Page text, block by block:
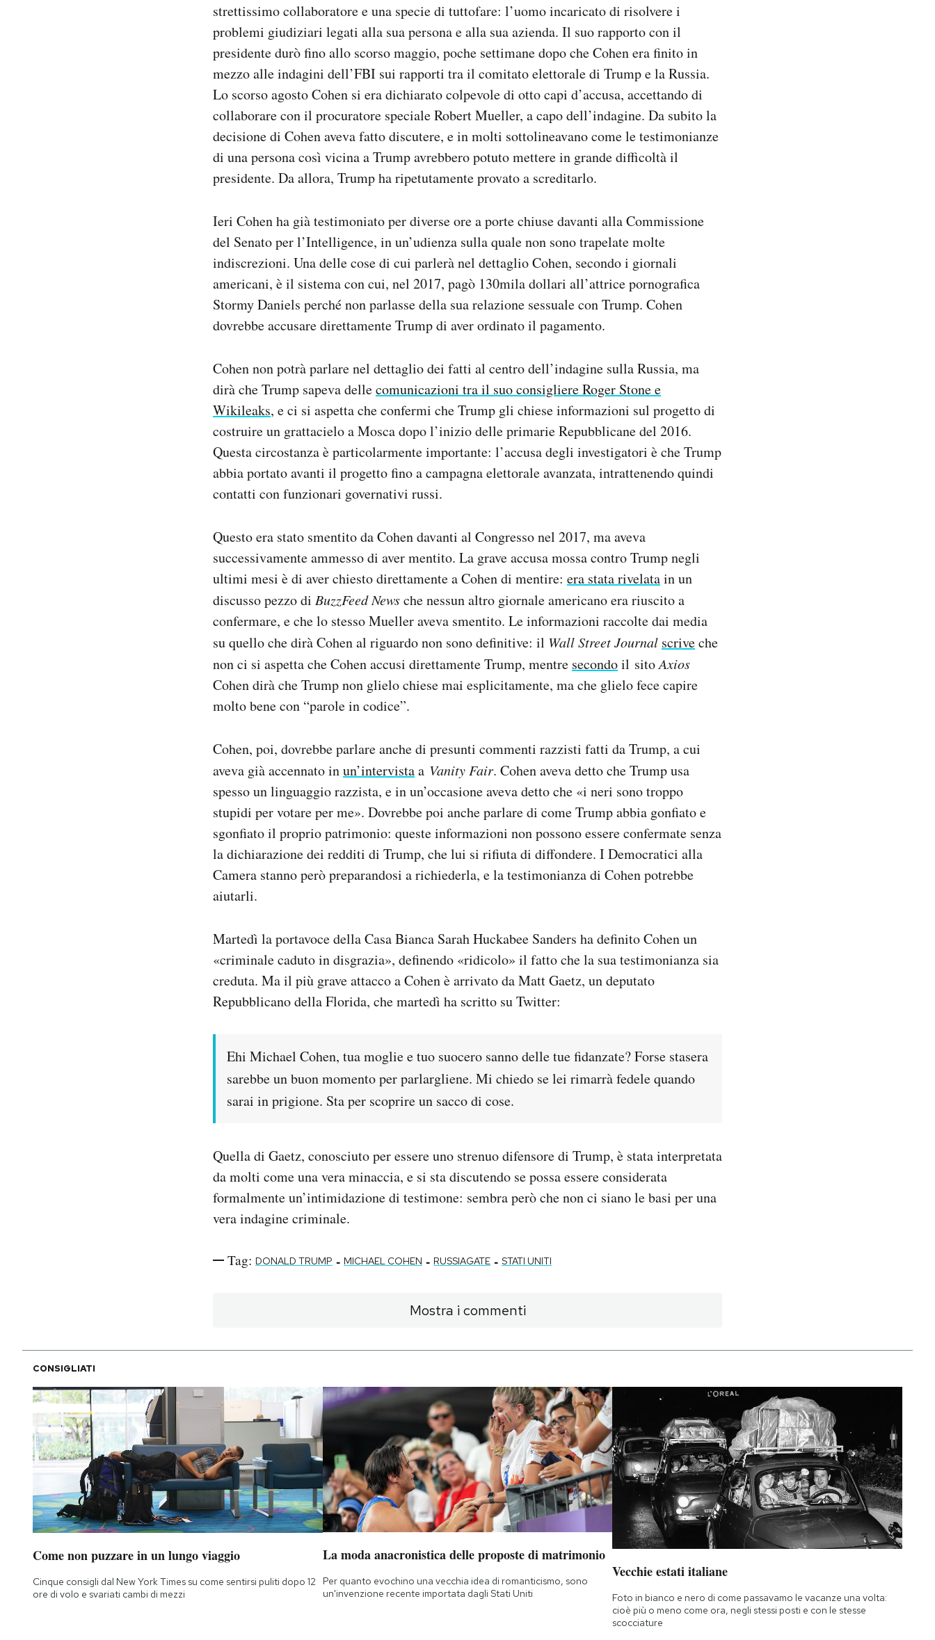
strettissimo collaboratore e una specie di tuttofare: l’uomo incaricato di risolvere i
problemi giudiziari legati alla sua persona e alla sua azienda. Il suo rapporto con il
presidente durò fino allo scorso maggio, poche settimane dopo che Cohen era finito in
mezzo alle indagini dell’FBI sui rapporti tra il comitato elettorale di Trump e la Russia.
Lo scorso agosto Cohen si era dichiarato colpevole di otto capi d’accusa, accettando di
collaborare con il procuratore speciale Robert Mueller, a capo dell’indagine. Da subito la
decisione di Cohen aveva fatto discutere, e in molti sottolineavano come le testimonianze
di una persona così vicina a Trump avrebbero potuto mettere in grande difficoltà il
presidente. Da allora, Trump ha ripetutamente provato a screditarlo.
Ieri Cohen ha già testimoniato per diverse ore a porte chiuse davanti alla Commissione
del Senato per l’Intelligence, in un’udienza sulla quale non sono trapelate molte
indiscrezioni. Una delle cose di cui parlerà nel dettaglio Cohen, secondo i giornali
americani, è il sistema con cui, nel 2017, pagò 130mila dollari all’attrice pornografica
Stormy Daniels perché non parlasse della sua relazione sessuale con Trump. Cohen
dovrebbe accusare direttamente Trump di aver ordinato il pagamento.
Cohen non potrà parlare nel dettaglio dei fatti al centro dell’indagine sulla Russia, ma
dirà che Trump sapeva dellecomunicazioni tra il suo consigliere Roger Stone e
Wikileaks, e ci si aspetta che confermi che Trump gli chiese informazioni sul progetto di
costruire un grattacielo a Mosca dopo l’inizio delle primarie Repubblicane del 2016.
Questa circostanza è particolarmente importante: l’accusa degli investigatori è che Trump
abbia portato avanti il progetto fino a campagna elettorale avanzata, intrattenendo quindi
contatti con funzionari governativi russi.
Questo era stato smentito da Cohen davanti al Congresso nel 2017, ma aveva
successivamente ammesso di aver mentito. La grave accusa mossa contro Trump negli
ultimi mesi è di aver chiesto direttamente a Cohen di mentire: era stata rivelatain un
discusso pezzo di BuzzFeed Newsche nessun altro giornale americano era riuscito a
confermare, e che lo stesso Mueller aveva smentito. Le informazioni raccolte dai media
su quello che dirà Cohen al riguardo non sono definitive: il Wall Street Journal scriveche
non ci si aspetta che Cohen accusi direttamente Trump, mentre secondoil sitoAxios
Cohen dirà che Trump non glielo chiese mai esplicitamente, ma che glielo fece capire
molto bene con “parole in codice”.
Cohen, poi, dovrebbe parlare anche di presunti commenti razzisti fatti da Trump, a cui
aveva già accennato inun’intervistaa Vanity Fair. Cohen aveva detto che Trump usa
spesso un linguaggio razzista, e in un’occasione aveva detto che «i neri sono troppo
stupidi per votare per me». Dovrebbe poi anche parlare di come Trump abbia gonfiato e
sgonfiato il proprio patrimonio: queste informazioni non possono essere confermate senza
la dichiarazione dei redditi di Trump, che lui si rifiuta di diffondere. I Democratici alla
Camera stanno però preparandosi a richiederla, e la testimonianza di Cohen potrebbe
aiutarli.
Martedì la portavoce della Casa Bianca Sarah Huckabee Sanders ha definito Cohen un
«criminale caduto in disgrazia», definendo «ridicolo» il fatto che la sua testimonianza sia
creduta. Ma il più grave attacco a Cohen è arrivato da Matt Gaetz, un deputato
Repubblicano della Florida, che martedì ha scritto su Twitter:
Ehi Michael Cohen, tua moglie e tuo suocero sanno delle tue fidanzate? Forse stasera
sarebbe un buon momento per parlargliene. Mi chiedo se lei rimarrà fedele quando
sarai in prigione. Sta per scoprire un sacco di cose.
Quella di Gaetz, conosciuto per essere uno strenuo difensore di Trump, è stata interpretata
da molti come una vera minaccia, e si sta discutendo se possa essere considerata
formalmente un’intimidazione di testimone: sembra però che non ci siano le basi per una
vera indagine criminale.
Tag: DONALD TRUMP - MICHAEL COHEN - RUSSIAGATE - STATI UNITI
Mostra i commenti
CONSIGLIATI
Come non puzzare in un lungo viaggio
Cinque consigli dal New York Times su come sentirsi puliti dopo 12
ore di volo e svariati cambi di mezzi
La moda anacronistica delle proposte di matrimonio
Per quanto evochino una vecchia idea di romanticismo, sono
un'invenzione recente importata dagli Stati Uniti
Vecchie estati italiane
Foto in bianco e nero di come passavamo le vacanze una volta:
cioè più o meno come ora, negli stessi posti e con le stesse
scocciature